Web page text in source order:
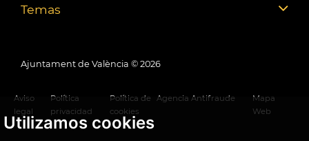
Utilizamos cookies
Temas
Ajuntament de València © 2026
Aviso
legal
Política
privacidad
Política de
cookies
Agencia Antifraude
Mapa
Web